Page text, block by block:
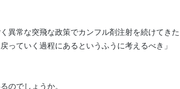
異常な突飛な政策でカンフル剤注射を続けてきた
っていく過程にあるというふうに考えるべき」
のでしょうか。